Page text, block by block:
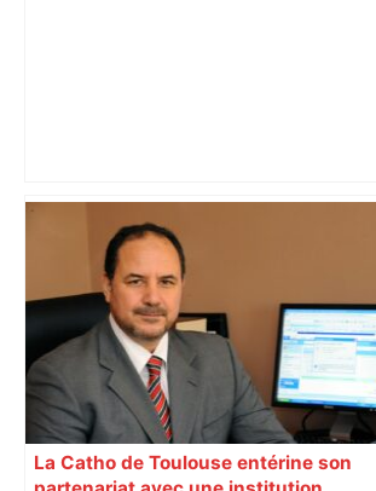
Direct. Top 14 – Perpignan – Toulouse :
l’Usap peut-elle faire chuter le
champion toulousain ? – Rugbyrama
La Catho de Toulouse entérine son